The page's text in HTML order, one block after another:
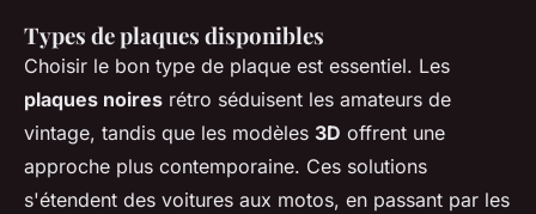
Types de plaques disponibles
Choisir le bon type de plaque est essentiel. Les
plaques noires rétro séduisent les amateurs de
vintage, tandis que les modèles 3D offrent une
approche plus contemporaine. Ces solutions
s'étendent des voitures aux motos, en passant par les